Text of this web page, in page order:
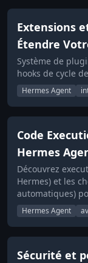
Extensions
Étendre
Système de
hooks de cycle
Hermes Agent
Code
Hermes
Découvrez
Hermes) et les
automatiques)
Hermes Agent
Sécurité et